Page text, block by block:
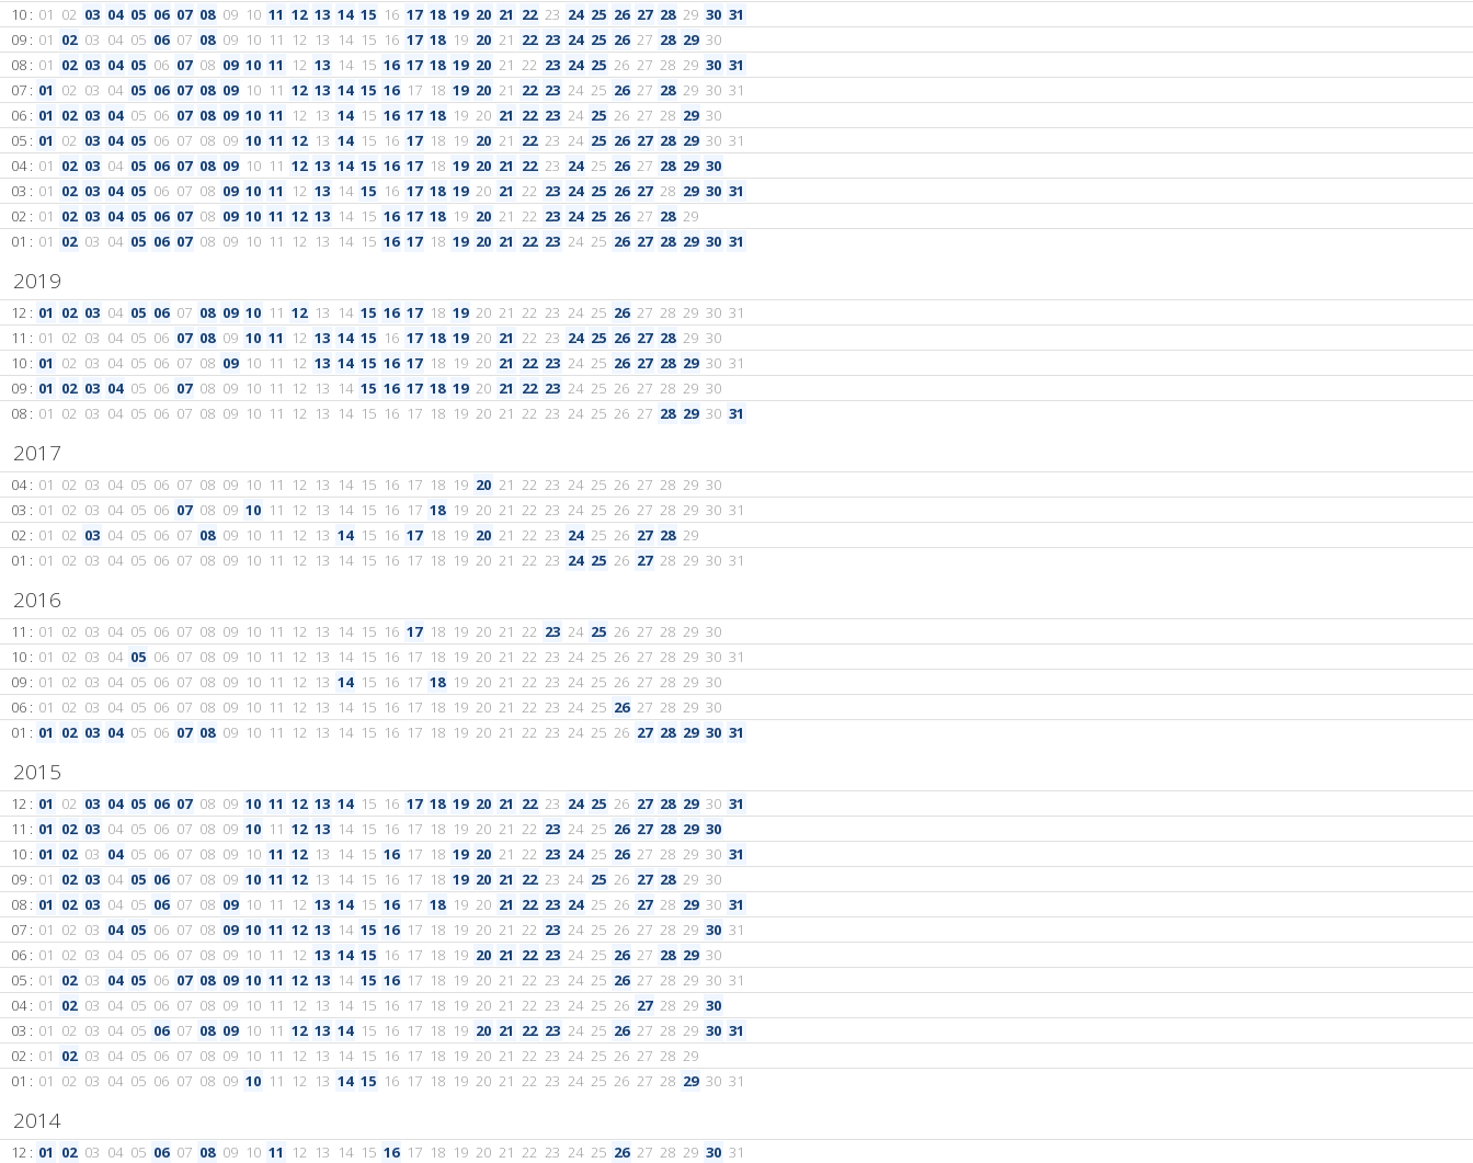
10 : 01 02 03 04 05 06 07 08 09 10 11 12 13 14 15 16 17 18 19 20 21 22 23 24 25 26 27 28 29 30 31
09 : 01 02 03 04 05 06 07 08 09 10 11 12 13 14 15 16 17 18 19 20 21 22 23 24 25 26 27 28 29 30
08 : 01 02 03 04 05 06 07 08 09 10 11 12 13 14 15 16 17 18 19 20 21 22 23 24 25 26 27 28 29 30 31
07 : 01 02 03 04 05 06 07 08 09 10 11 12 13 14 15 16 17 18 19 20 21 22 23 24 25 26 27 28 29 30 31
06 : 01 02 03 04 05 06 07 08 09 10 11 12 13 14 15 16 17 18 19 20 21 22 23 24 25 26 27 28 29 30
05 : 01 02 03 04 05 06 07 08 09 10 11 12 13 14 15 16 17 18 19 20 21 22 23 24 25 26 27 28 29 30 31
04 : 01 02 03 04 05 06 07 08 09 10 11 12 13 14 15 16 17 18 19 20 21 22 23 24 25 26 27 28 29 30
03 : 01 02 03 04 05 06 07 08 09 10 11 12 13 14 15 16 17 18 19 20 21 22 23 24 25 26 27 28 29 30 31
02 : 01 02 03 04 05 06 07 08 09 10 11 12 13 14 15 16 17 18 19 20 21 22 23 24 25 26 27 28 29
01 : 01 02 03 04 05 06 07 08 09 10 11 12 13 14 15 16 17 18 19 20 21 22 23 24 25 26 27 28 29 30 31
2019
12 : 01 02 03 04 05 06 07 08 09 10 11 12 13 14 15 16 17 18 19 20 21 22 23 24 25 26 27 28 29 30 31
11 : 01 02 03 04 05 06 07 08 09 10 11 12 13 14 15 16 17 18 19 20 21 22 23 24 25 26 27 28 29 30
10 : 01 02 03 04 05 06 07 08 09 10 11 12 13 14 15 16 17 18 19 20 21 22 23 24 25 26 27 28 29 30 31
09 : 01 02 03 04 05 06 07 08 09 10 11 12 13 14 15 16 17 18 19 20 21 22 23 24 25 26 27 28 29 30
08 : 01 02 03 04 05 06 07 08 09 10 11 12 13 14 15 16 17 18 19 20 21 22 23 24 25 26 27 28 29 30 31
2017
04 : 01 02 03 04 05 06 07 08 09 10 11 12 13 14 15 16 17 18 19 20 21 22 23 24 25 26 27 28 29 30
03 : 01 02 03 04 05 06 07 08 09 10 11 12 13 14 15 16 17 18 19 20 21 22 23 24 25 26 27 28 29 30 31
02 : 01 02 03 04 05 06 07 08 09 10 11 12 13 14 15 16 17 18 19 20 21 22 23 24 25 26 27 28 29
01 : 01 02 03 04 05 06 07 08 09 10 11 12 13 14 15 16 17 18 19 20 21 22 23 24 25 26 27 28 29 30 31
2016
11 : 01 02 03 04 05 06 07 08 09 10 11 12 13 14 15 16 17 18 19 20 21 22 23 24 25 26 27 28 29 30
10 : 01 02 03 04 05 06 07 08 09 10 11 12 13 14 15 16 17 18 19 20 21 22 23 24 25 26 27 28 29 30 31
09 : 01 02 03 04 05 06 07 08 09 10 11 12 13 14 15 16 17 18 19 20 21 22 23 24 25 26 27 28 29 30
06 : 01 02 03 04 05 06 07 08 09 10 11 12 13 14 15 16 17 18 19 20 21 22 23 24 25 26 27 28 29 30
01 : 01 02 03 04 05 06 07 08 09 10 11 12 13 14 15 16 17 18 19 20 21 22 23 24 25 26 27 28 29 30 31
2015
12 : 01 02 03 04 05 06 07 08 09 10 11 12 13 14 15 16 17 18 19 20 21 22 23 24 25 26 27 28 29 30 31
11 : 01 02 03 04 05 06 07 08 09 10 11 12 13 14 15 16 17 18 19 20 21 22 23 24 25 26 27 28 29 30
10 : 01 02 03 04 05 06 07 08 09 10 11 12 13 14 15 16 17 18 19 20 21 22 23 24 25 26 27 28 29 30 31
09 : 01 02 03 04 05 06 07 08 09 10 11 12 13 14 15 16 17 18 19 20 21 22 23 24 25 26 27 28 29 30
08 : 01 02 03 04 05 06 07 08 09 10 11 12 13 14 15 16 17 18 19 20 21 22 23 24 25 26 27 28 29 30 31
07 : 01 02 03 04 05 06 07 08 09 10 11 12 13 14 15 16 17 18 19 20 21 22 23 24 25 26 27 28 29 30 31
06 : 01 02 03 04 05 06 07 08 09 10 11 12 13 14 15 16 17 18 19 20 21 22 23 24 25 26 27 28 29 30
05 : 01 02 03 04 05 06 07 08 09 10 11 12 13 14 15 16 17 18 19 20 21 22 23 24 25 26 27 28 29 30 31
04 : 01 02 03 04 05 06 07 08 09 10 11 12 13 14 15 16 17 18 19 20 21 22 23 24 25 26 27 28 29 30
03 : 01 02 03 04 05 06 07 08 09 10 11 12 13 14 15 16 17 18 19 20 21 22 23 24 25 26 27 28 29 30 31
02 : 01 02 03 04 05 06 07 08 09 10 11 12 13 14 15 16 17 18 19 20 21 22 23 24 25 26 27 28 29
01 : 01 02 03 04 05 06 07 08 09 10 11 12 13 14 15 16 17 18 19 20 21 22 23 24 25 26 27 28 29 30 31
2014
12 : 01 02 03 04 05 06 07 08 09 10 11 12 13 14 15 16 17 18 19 20 21 22 23 24 25 26 27 28 29 30 31